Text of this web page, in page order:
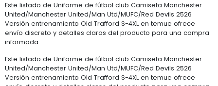
Este listado de Uniforme de fútbol club Camiseta Manchester
United/Manchester United/Man Utd/MUFC/Red Devils 2526
Versión entrenamiento Old Trafford S-4XL en temue ofrece
envío discreto y detalles claros del producto para una compra
informada.
Este listado de Uniforme de fútbol club Camiseta Manchester
United/Manchester United/Man Utd/MUFC/Red Devils 2526
Versión entrenamiento Old Trafford S-4XL en temue ofrece